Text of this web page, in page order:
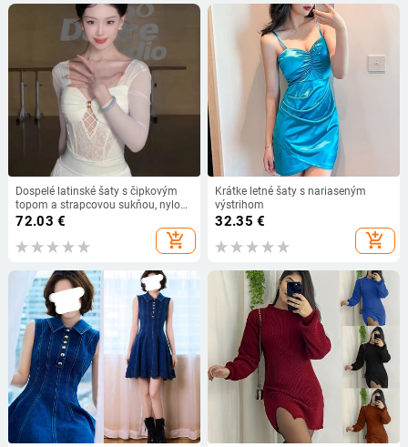
Dospelé latinské šaty s čipkovým
topom a strapcovou sukňou, nylon
95%+, textúra pokrčená, jeseň 2024
72.03 €
add_shopping_cart
Krátke letné šaty s nariaseným
výstrihom
32.35 €
add_shopping_cart